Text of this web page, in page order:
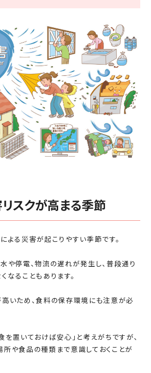
スクが高まる季節
よる災害が起こりやすい季節です。
や停電、物流の遅れが発生し、普段通り
なることもあります。
いため、食料の保存環境にも注意が必
を置いておけば安心」と考えがちですが、
や食品の種類まで意識しておくことが